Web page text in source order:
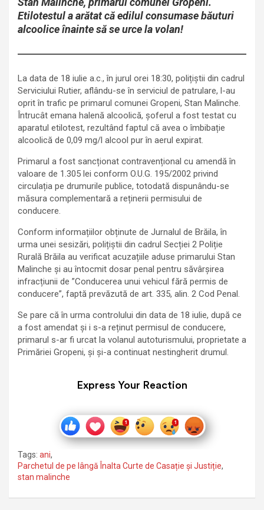
Etilotestul a arătat că edilul consumase băuturi
alcoolice înainte să se urce la volan!
La data de 18 iulie a.c., în jurul orei 18:30, polițiștii din cadrul
Serviciului Rutier, aflându-se în serviciul de patrulare, l-au
oprit în trafic pe primarul comunei Gropeni, Stan Malinche.
Întrucât emana halenă alcoolică, șoferul a fost testat cu
aparatul etilotest, rezultând faptul că avea o îmbibație
alcoolică de 0,09 mg/l alcool pur în aerul expirat.
Primarul a fost sancționat contravențional cu amendă în
valoare de 1.305 lei conform O.U.G. 195/2002 privind
circulația pe drumurile publice, totodată dispunându-se
măsura complementară a reținerii permisului de
conducere.
Conform informațiilor obținute de Jurnalul de Brăila, în
urma unei sesizări, polițiștii din cadrul Secției 2 Poliție
Rurală Brăila au verificat acuzațiile aduse primarului Stan
Malinche și au întocmit dosar penal pentru săvârșirea
infracțiunii de ”Conducerea unui vehicul fără permis de
conducere”, faptă prevăzută de art. 335, alin. 2 Cod Penal.
Se pare că în urma controlului din data de 18 iulie, după ce
a fost amendat și i s-a reținut permisul de conducere,
primarul s-ar fi urcat la volanul autoturismului, proprietate a
Primăriei Gropeni, și și-a continuat nestingherit drumul.
Express Your Reaction
Tags: ani,
Parchetul de pe lângă Înalta Curte de Casație și Justiție,
stan malinche